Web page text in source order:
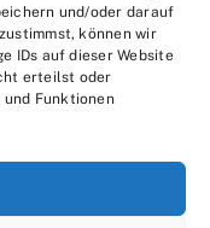
und/oder darauf
können wir
IDs auf dieser Website
erteilst oder
Funktionen